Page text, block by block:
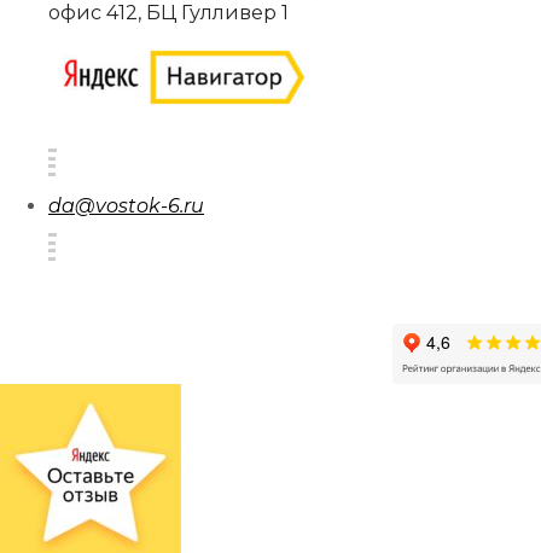
офис 412, БЦ Гулливер 1
da@vostok-6.ru